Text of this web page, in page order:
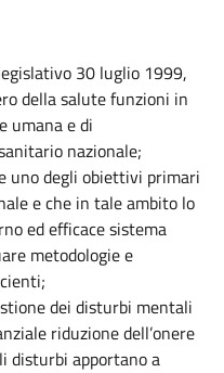
30 luglio 1999,
della salute funzioni in
umana e di
nazionale;
uno degli obiettivi primari
e che in tale ambito lo
ed efficace sistema
metodologie e
dei disturbi mentali
riduzione dell’onere
disturbi apportano a